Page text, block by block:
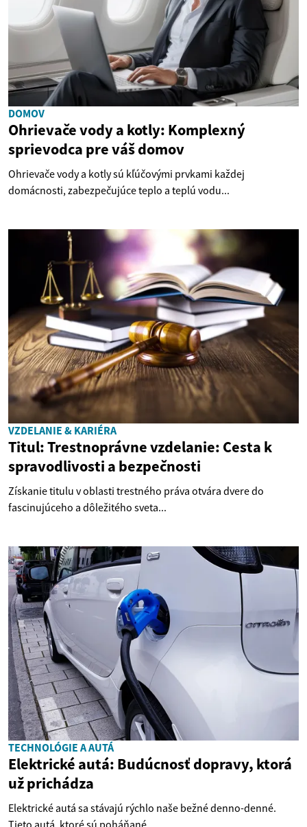
DOMOV
Ohrievače vody a kotly: Komplexný
sprievodca pre váš domov
Ohrievače vody a kotly sú kľúčovými prvkami každej
domácnosti, zabezpečujúce teplo a teplú vodu...
VZDELANIE & KARIÉRA
Titul: Trestnoprávne vzdelanie: Cesta k
spravodlivosti a bezpečnosti
Získanie titulu v oblasti trestného práva otvára dvere do
fascinujúceho a dôležitého sveta...
TECHNOLÓGIE A AUTÁ
Elektrické autá: Budúcnosť dopravy, ktorá
už prichádza
Elektrické autá sa stávajú rýchlo naše bežné denno-denné.
Tieto autá, ktoré sú poháňané...